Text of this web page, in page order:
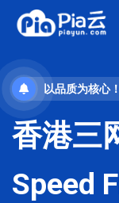
以品质为核心！
香港三
Speed